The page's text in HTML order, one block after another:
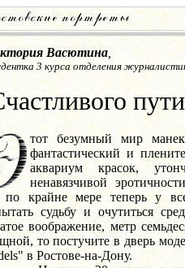
Васютина
3 курса отделения
тот безумный мир
фантастический и
аквариум красок,
ненавязчивой
крайне мере теперь у
судьбу и очутиться
воображение, метр
то постучите в дверь
в Ростове-на-Дону.